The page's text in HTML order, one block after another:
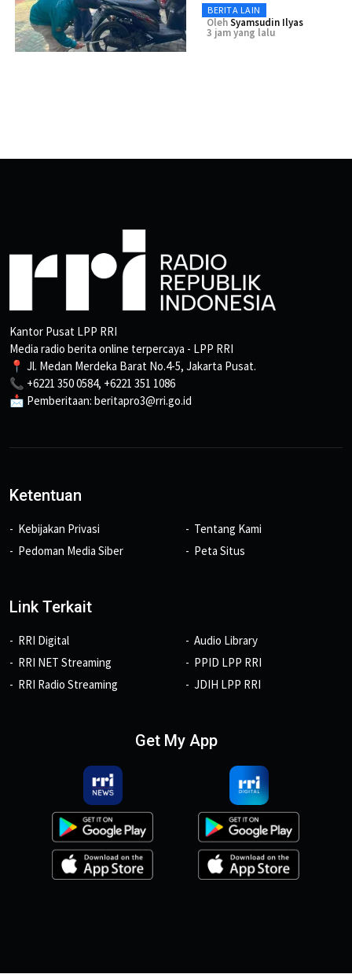
BERITA LAIN
OlehSyamsudin Ilyas
3 jam yang lalu
Kantor Pusat LPP RRI
Media radio berita online terpercaya - LPP RRI
📍 Jl. Medan Merdeka Barat No.4-5, Jakarta Pusat.
📞 +6221 350 0584, +6221 351 1086
📩 Pemberitaan: beritapro3@rri.go.id
Ketentuan
Kebijakan Privasi
Pedoman Media Siber
Tentang Kami
Peta Situs
Link Terkait
RRI Digital
RRI NET Streaming
RRI Radio Streaming
Audio Library
PPID LPP RRI
JDIH LPP RRI
Get My App